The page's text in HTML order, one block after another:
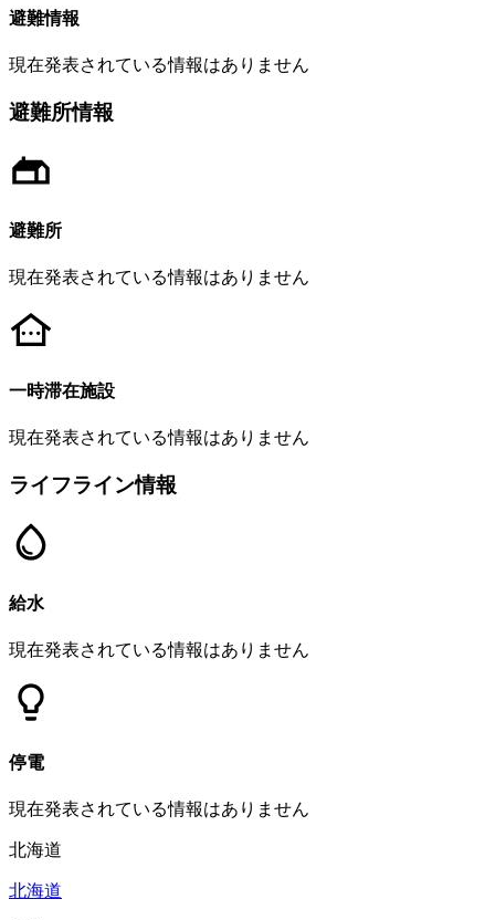
避難情報
現在発表されている情報はありません
避難所情報
避難所
現在発表されている情報はありません
一時滞在施設
現在発表されている情報はありません
ライフライン情報
給水
現在発表されている情報はありません
停電
現在発表されている情報はありません
北海道
北海道